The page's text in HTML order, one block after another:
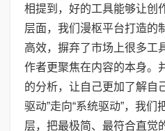
相提到，好的工具能够让创
层面，我们漫枢平台打造的
高效，摒弃了市场上很多工
作者更聚焦在内容的本身。
的分析，让自己更加了解自
驱动”走向“系统驱动”，我
层，把最极简、最符合直觉